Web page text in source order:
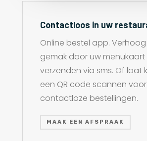
Contactloos in uw
Online bestel app.
gemak door uw menukaart
verzenden via sms. Of laat
een QR code scannen voor
contactloze bestellingen.
MAAK EEN AFSPRAAK